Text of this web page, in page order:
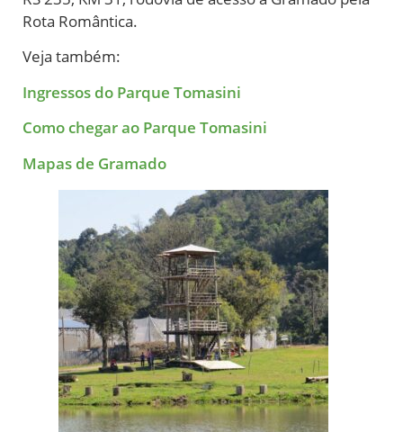
Rota Romântica.
Veja também:
Ingressos do Parque Tomasini
Como chegar ao Parque Tomasini
Mapas de Gramado